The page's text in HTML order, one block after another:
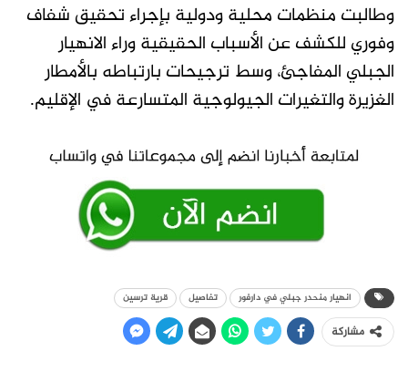
وطالبت منظمات محلية ودولية بإجراء تحقيق شفاف
وفوري للكشف عن الأسباب الحقيقية وراء الانهيار
الجبلي المفاجئ، وسط ترجيحات بارتباطه بالأمطار
الغزيرة والتغيرات الجيولوجية المتسارعة في الإقليم.
انهيار منحدر جبلي في دارفور تفاصيل قرية ترسين
مشاركة